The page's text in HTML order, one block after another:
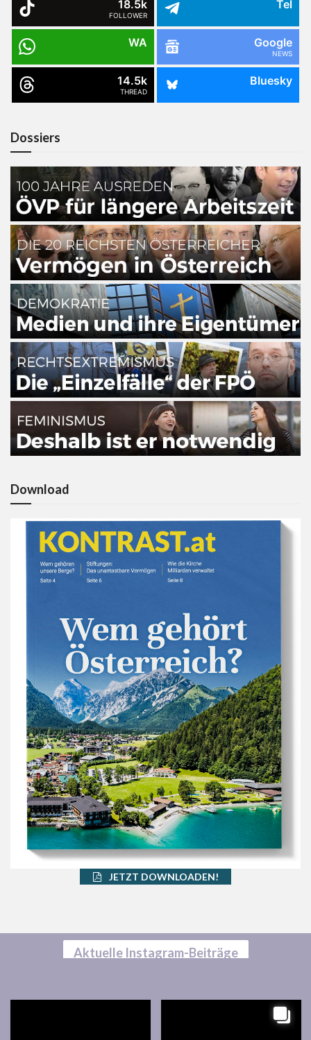
18.5k
FOLLOWER
Tel
WA Google
NEWS
14.5k
THREAD
Bluesky
Dossiers
Download
JETZT DOWNLOADEN!
Aktuelle Instagram-Beiträge